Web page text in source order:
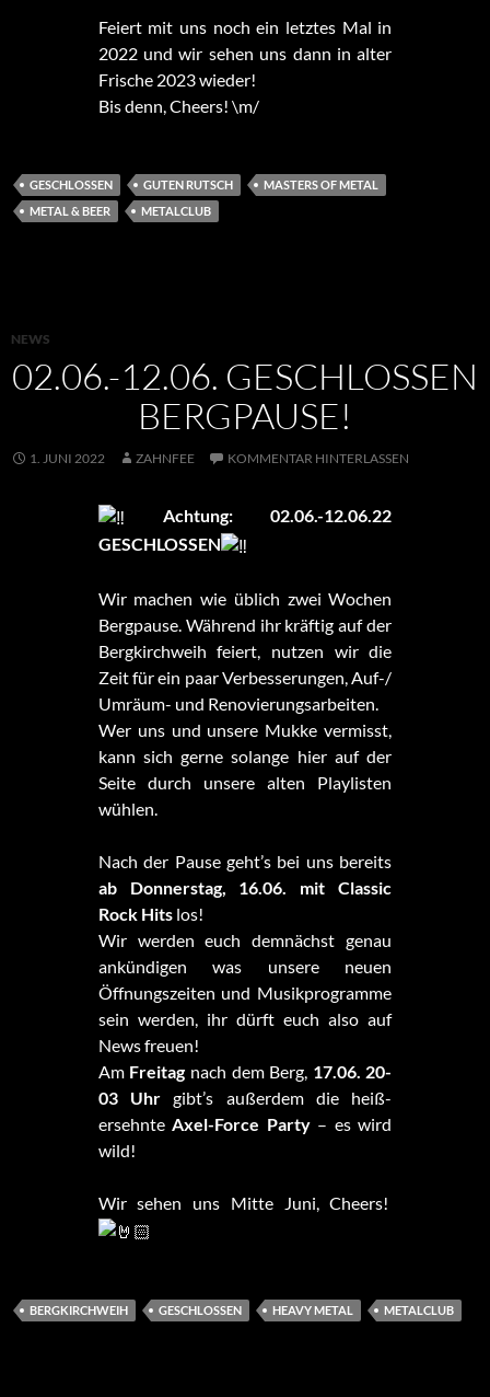
Feiert mit uns noch ein letztes Mal in
2022 und wir sehen uns dann in alter
Frische 2023 wieder!
Bis denn, Cheers! \m/
GESCHLOSSEN GUTEN RUTSCH
MASTERS OF METAL
METAL & BEER
METALCLUB
NEWS
02.06.-12.06. GESCHLOSSEN
BERGPAUSE!
1. JUNI 2022 ZAHNFEE KOMMENTAR HINTERLASSEN
Achtung: 02.06.-12.06.22
GESCHLOSSEN
Wir machen wie üblich zwei Wochen
Bergpause. Während ihr kräftig auf der
Bergkirchweih feiert, nutzen wir die
Zeit für ein paar Verbesserungen, Auf-/
Umräum- und Renovierungsarbeiten.
Wer uns und unsere Mukke vermisst,
kann sich gerne solange hier auf der
Seite durch unsere alten Playlisten
wühlen.
Nach der Pause geht’s bei uns bereits
ab Donnerstag, 16.06. mit Classic
Rock Hitslos!
Wir werden euch demnächst genau
ankündigen was unsere neuen
Öffnungszeiten und Musikprogramme
sein werden, ihr dürft euch also auf
News freuen!
Am Freitagnach dem Berg, 17.06. 20-
03 Uhrgibt’s außerdem die heiß-
ersehnteAxel-Force Party– es wird
wild!
Wir sehen uns Mitte Juni, Cheers!
BERGKIRCHWEIH GESCHLOSSEN HEAVY METAL METALCLUB